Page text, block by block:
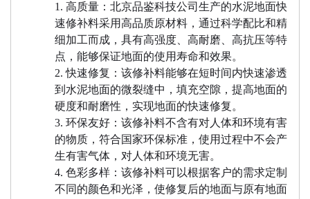
1. 高质量：北京品鉴科技公司生产的水泥地面快
速修补料采用高品质原材料，通过科学配比和精
细加工而成，具有高强度、高耐磨、高抗压等特
点，能够保证地面的使用寿命和效果。
2.快速修复：该修补料能够在短时间内快速渗透
到水泥地面的微裂缝中，填充空隙， 提高地面的
硬度和耐磨性，实现地面的快速修复。
3. 环保友好：该修补料不含有对人体和环境有害
的物质，符合国家环保标准，使用过程中不会产
生有害气体，对人体和环境无害。
4. 色彩多样：该修补料可以根据客户的需求定制
不同的颜色和光泽，使修复后的地面与原有地面